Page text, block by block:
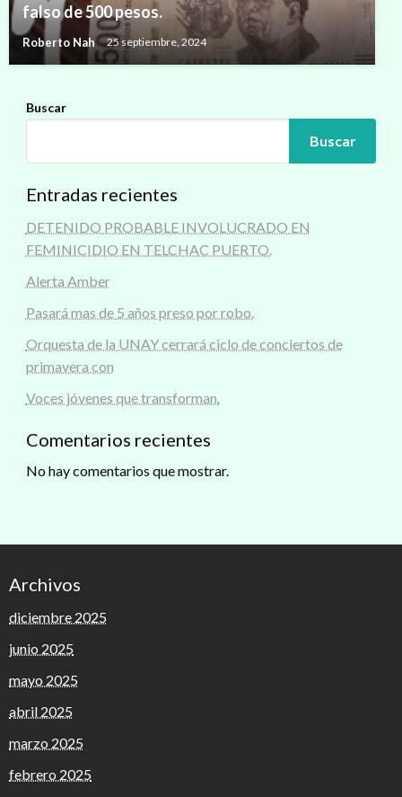
falso de 500 pesos.
Roberto Nah 25 septiembre, 2024
Buscar
Buscar
Entradas recientes
DETENIDO PROBABLE INVOLUCRADO EN
FEMINICIDIO EN TELCHAC PUERTO.
Alerta Amber
Pasará mas de 5 años preso por robo.
Orquesta de la UNAY cerrará ciclo de conciertos de
primavera con
Voces jóvenes que transforman.
Comentarios recientes
No hay comentarios que mostrar.
Archivos
diciembre 2025
junio 2025
mayo 2025
abril 2025
marzo 2025
febrero 2025